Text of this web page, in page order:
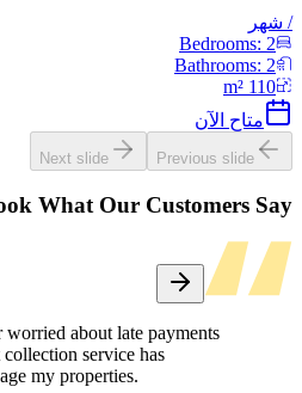
/ شهر
Bedrooms: 2
Bathrooms: 2
110
متاح الآن
Previous slide
Next slide
What Our Customers Say!
about late payments
service has
my properties.